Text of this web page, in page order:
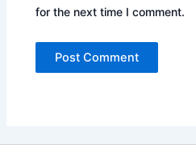
for the next time I comment.